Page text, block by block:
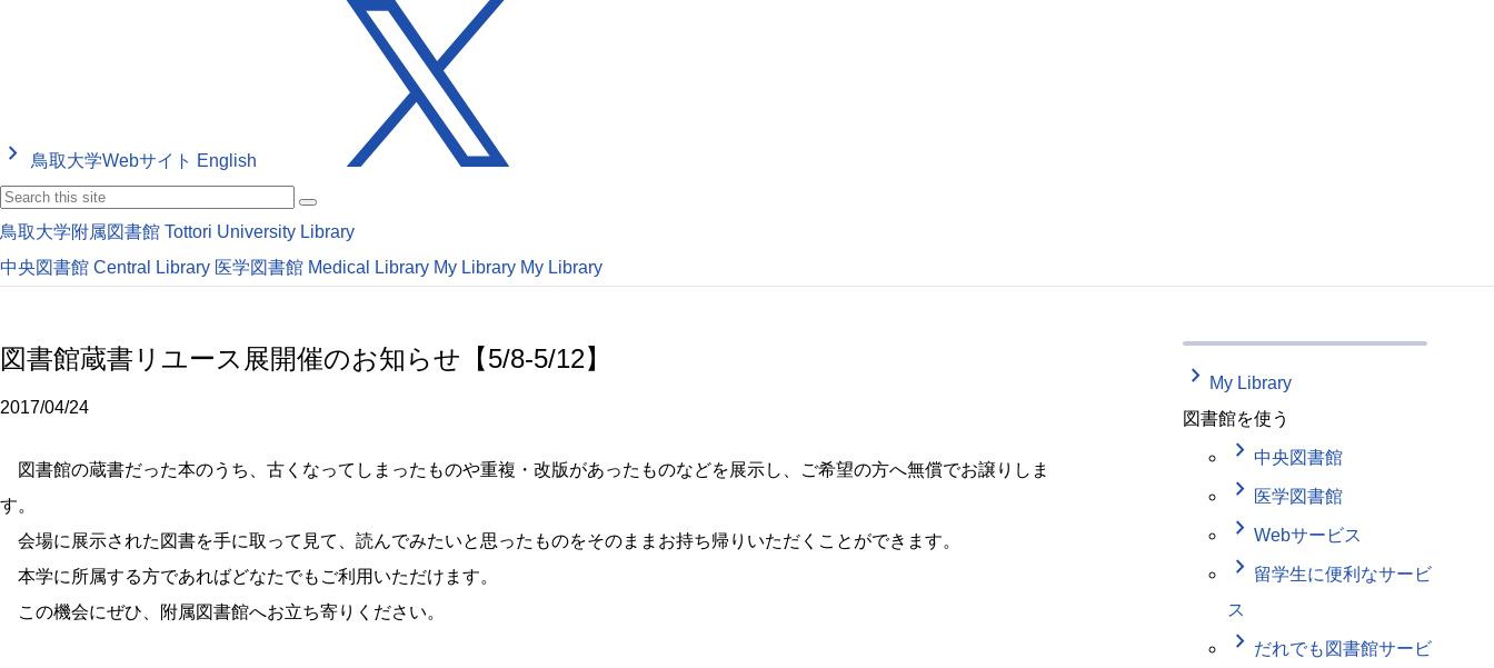
keyboard_arrow_right 鳥取大学Webサイト English
鳥取大学附属図書館 Tottori University Library
中央図書館 Central Library 医学図書館 Medical Library My Library My Library
図書館蔵書リユース展開催のお知らせ【5/8-5/12】
2017/04/24
図書館の蔵書だった本のうち、古くなってしまったものや重複・改版があったものなどを展示し、ご希望の方へ無償でお譲りしま
す。
会場に展示された図書を手に取って見て、読んでみたいと思ったものをそのままお持ち帰りいただくことができます。
本学に所属する方であればどなたでもご利用いただけます。
この機会にぜひ、附属図書館へお立ち寄りください。
keyboard_arrow_right My Library
図書館を使う
keyboard_arrow_right 中央図書館
keyboard_arrow_right 医学図書館
keyboard_arrow_right Webサービス
keyboard_arrow_right 留学生に便利なサービ
ス
keyboard_arrow_right だれでも図書館サービ